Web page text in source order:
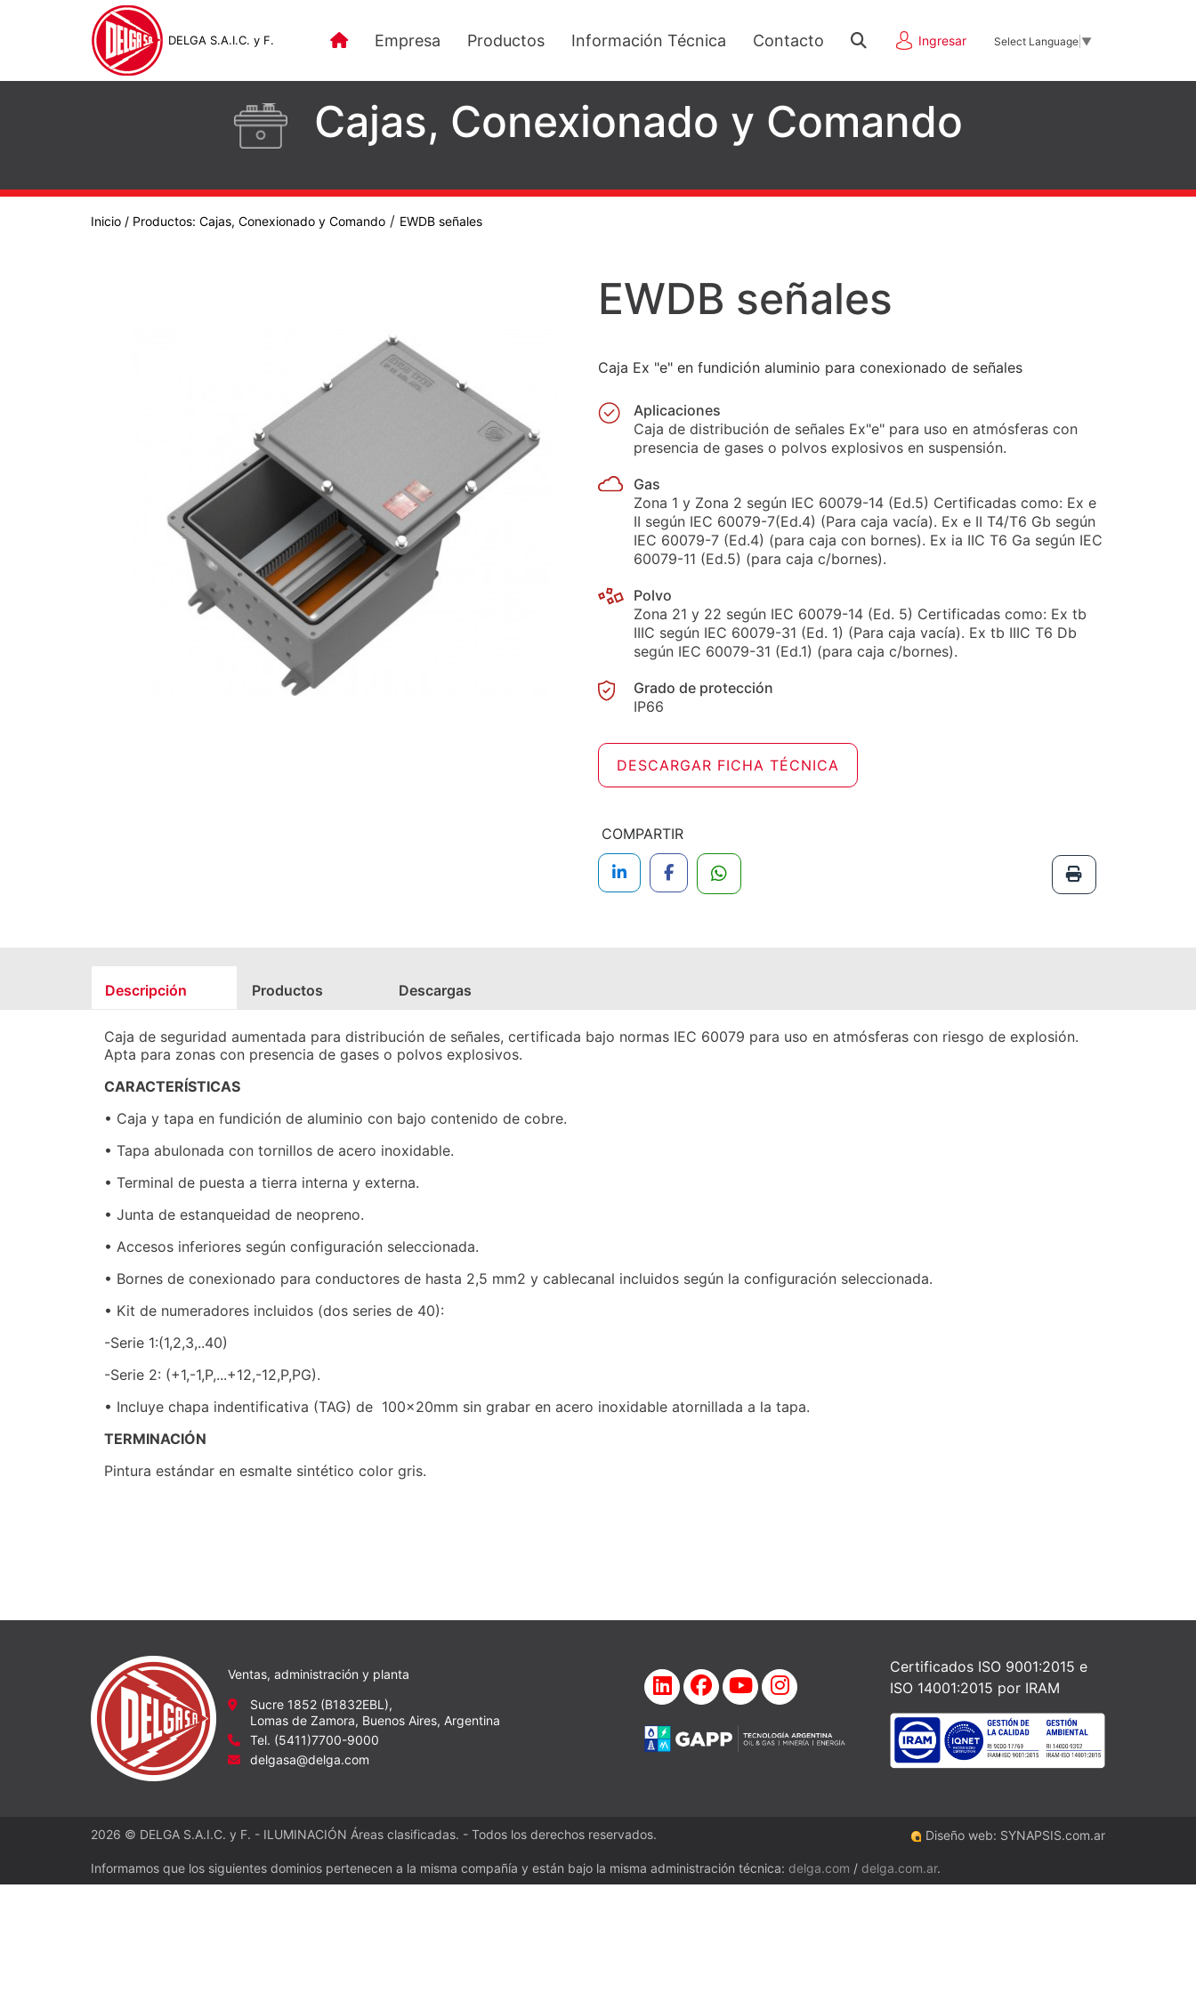
DELGA S.A.I.C. y F. Empresa Productos Información Técnica Contacto Ingresar Select Language ▼
Cajas, Conexionado y Comando
Inicio / Productos: Cajas, Conexionado y Comando / EWDB señales
EWDB señales
Caja Ex "e" en fundición aluminio para conexionado de señales
Aplicaciones
Caja de distribución de señales Ex"e" para uso en atmósferas con
presencia de gases o polvos explosivos en suspensión.
Gas
Zona 1 y Zona 2 según IEC 60079-14 (Ed.5) Certificadas como: Ex e
II según IEC 60079-7(Ed.4) (Para caja vacía). Ex e II T4/T6 Gb según
IEC 60079-7 (Ed.4) (para caja con bornes). Ex ia IIC T6 Ga según IEC
60079-11 (Ed.5) (para caja c/bornes).
Polvo
Zona 21 y 22 según IEC 60079-14 (Ed. 5) Certificadas como: Ex tb
IIIC según IEC 60079-31 (Ed. 1) (Para caja vacía). Ex tb IIIC T6 Db
según IEC 60079-31 (Ed.1) (para caja c/bornes).
Grado de protección
IP66
DESCARGAR FICHA TÉCNICA
COMPARTIR
Descripción
Caja de seguridad aumentada para distribución de señales, certificada bajo normas IEC 60079 para uso en atmósferas con riesgo de explosión.
Apta para zonas con presencia de gases o polvos explosivos.
CARACTERÍSTICAS
• Caja y tapa en fundición de aluminio con bajo contenido de cobre.
• Tapa abulonada con tornillos de acero inoxidable.
• Terminal de puesta a tierra interna y externa.
• Junta de estanqueidad de neopreno.
• Accesos inferiores según configuración seleccionada.
• Bornes de conexionado para conductores de hasta 2,5 mm2 y cablecanal incluidos según la configuración seleccionada.
• Kit de numeradores incluidos (dos series de 40):
-Serie 1:(1,2,3,..40)
-Serie 2: (+1,-1,P,...+12,-12,P,PG).
• Incluye chapa indentificativa (TAG) de 100x20mm sin grabar en acero inoxidable atornillada a la tapa.
TERMINACIÓN
Pintura estándar en esmalte sintético color gris.
Productos Descargas
Ventas, administración y planta
Sucre 1852 (B1832EBL),
Lomas de Zamora, Buenos Aires, Argentina
Tel. (5411)7700-9000
delgasa@delga.com
Certificados ISO 9001:2015 e
ISO 14001:2015 por IRAM
2026 © DELGA S.A.I.C. y F. - ILUMINACIÓN Áreas clasificadas. - Todos los derechos reservados. Diseño web: SYNAPSIS.com.ar
Informamos que los siguientes dominios pertenecen a la misma compañía y están bajo la misma administración técnica: delga.com / delga.com.ar.